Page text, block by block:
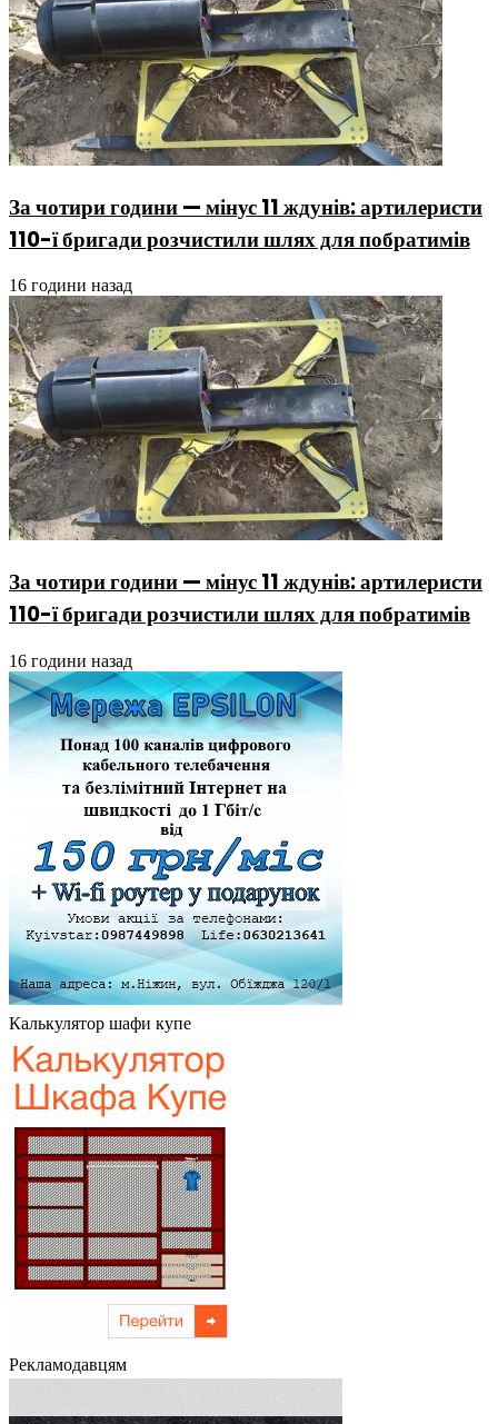
За чотири години — мінус 11 ждунів: артилеристи
110-ї бригади розчистили шлях для побратимів
16 години назад
За чотири години — мінус 11 ждунів: артилеристи
110-ї бригади розчистили шлях для побратимів
16 години назад
Калькулятор шафи купе
Рекламодавцям